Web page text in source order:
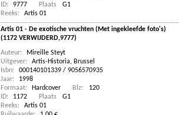
ID:
9777 Plaats
G1
Reeks:
Artis 01
Artis 01 - De exotische vruchten (Met ingekleefde foto's)
(1172 VERWIJDERD,9777)
Auteur:
Mireille Steyt
Uitgever:
Artis-Historia, Brussel
Isbn:
000140101339 / 9056570935
Jaar:
1998
Formaat:
Hardcover Blz:
120
ID:
1172 Plaats
G1
Reeks:
Artis 01